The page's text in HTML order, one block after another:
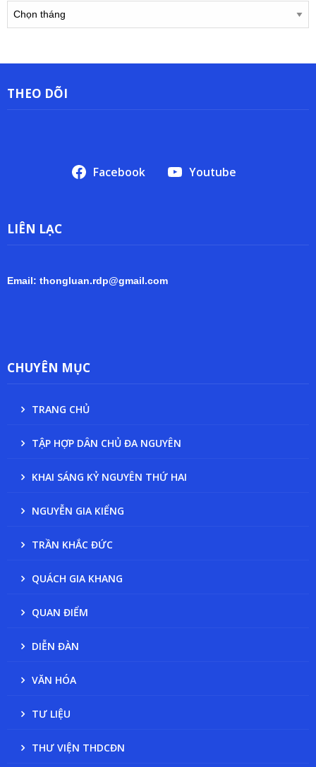
Lưu
trữ
THEO DÕI
Facebook Youtube
LIÊN LẠC
Email: thongluan.rdp@gmail.com
CHUYÊN MỤC
TRANG CHỦ
TẬP HỢP DÂN CHỦ ĐA NGUYÊN
KHAI SÁNG KỶ NGUYÊN THỨ HAI
NGUYỄN GIA KIỂNG
TRẦN KHẮC ĐỨC
QUÁCH GIA KHANG
QUAN ĐIỂM
DIỄN ĐÀN
VĂN HÓA
TƯ LIỆU
THƯ VIỆN THDCĐN